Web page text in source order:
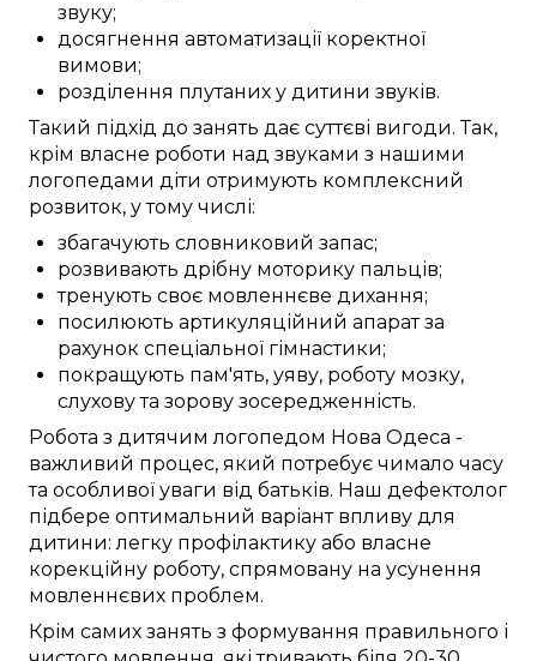
звуку;
досягнення автоматизації коректної
вимови;
розділення плутаних у дитини звуків.
Такий підхід до занять дає суттєві вигоди. Так,
крім власне роботи над звуками з нашими
логопедами діти отримують комплексний
розвиток, у тому числі:
збагачують словниковий запас;
розвивають дрібну моторику пальців;
тренують своє мовленнєве дихання;
посилюють артикуляційний апарат за
рахунок спеціальної гімнастики;
покращують пам'ять, уяву, роботу мозку,
слухову та зорову зосередженність.
Робота з дитячим логопедом Нова Одеса -
важливий процес, який потребує чимало часу
та особливої уваги від батьків. Наш дефектолог
підбере оптимальний варіантвпливу для
дитини:легку профілактику або власне
корекційну роботу, спрямовану на усунення
мовленнєвих проблем.
Крім самих занять з формування правильного і